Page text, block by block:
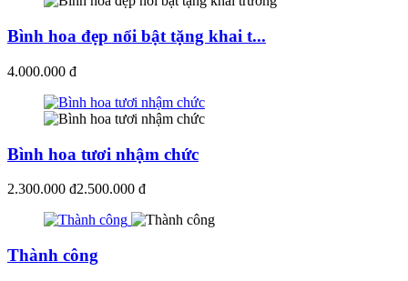
Bình hoa đẹp nổi bật tặng khai t...
4.000.000 đ
Bình hoa tươi nhậm chức
2.300.000 đ2.500.000 đ
Thành công